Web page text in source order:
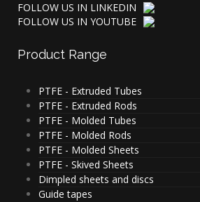
FOLLOW US IN LINKEDIN
FOLLOW US IN YOUTUBE
Product Range
PTFE - Extruded Tubes
PTFE - Extruded Rods
PTFE - Molded Tubes
PTFE - Molded Rods
PTFE - Molded Sheets
PTFE - Skived Sheets
Dimpled sheets and discs
Guide tapes